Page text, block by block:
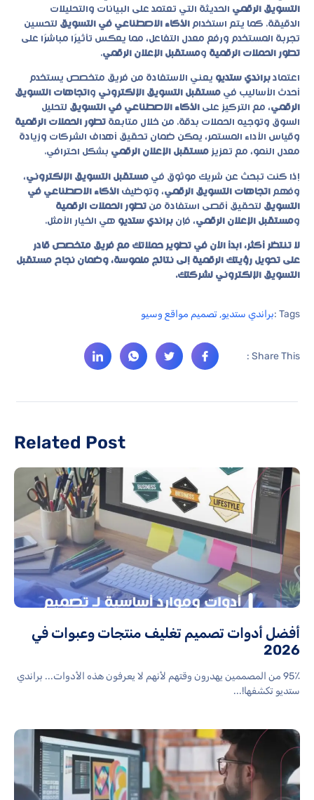
التسويق الرقمي الحديثة التي تعتمد على البيانات والتحليلات
الدقيقة. كما يتم استخدام الذكاء الاصطناعي في التسويق لتحسين
تجربة المستخدم ورفع معدل التفاعل، مما يعكس تأثيرًا مباشرًا على
تطور الحملات الرقمية ومستقبل الإعلان الرقمي.
اعتماد براندي ستديو يعني الاستفادة من فريق متخصص يستخدم
أحدث الأساليب في مستقبل التسويق الإلكتروني واتجاهات التسويق
الرقمي، مع التركيز على الذكاء الاصطناعي في التسويق لتحليل
السوق وتوجيه الحملات بدقة. من خلال متابعة تطور الحملات الرقمية
وقياس الأداء المستمر، يمكن ضمان تحقيق أهداف الشركات وزيادة
معدل النمو، مع تعزيز مستقبل الإعلان الرقمي بشكل احترافي.
إذا كنت تبحث عن شريك موثوق في مستقبل التسويق الإلكتروني،
وفهم اتجاهات التسويق الرقمي، وتوظيف الذكاء الاصطناعي في
التسويق لتحقيق أقصى استفادة من تطور الحملات الرقمية
ومستقبل الإعلان الرقمي، فإن براندي ستديو هي الخيار الأمثل.
لا تنتظر أكثر، ابدأ الآن في تطوير حملاتك مع فريق متخصص قادر
على تحويل رؤيتك الرقمية إلى نتائج ملموسة، وضمان نجاح مستقبل
التسويق الإلكتروني لشركتك.
Tags : براندي ستديو, تصميم مواقع وسيو
Share This :
Related Post
أفضل أدوات تصميم تغليف منتجات وعبوات في
2026
95٪ من المصممين يهدرون وقتهم لأنهم لا يعرفون هذه الأدوات... براندي
ستديو تكشفها!...